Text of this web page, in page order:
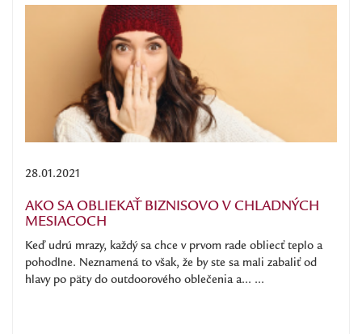
28.01.2021
AKO SA OBLIEKAŤ BIZNISOVO V CHLADNÝCH
MESIACOCH
Keď udrú mrazy, každý sa chce v prvom rade obliecť teplo a
pohodlne. Neznamená to však, že by ste sa mali zabaliť od
hlavy po päty do outdoorového oblečenia a... ...